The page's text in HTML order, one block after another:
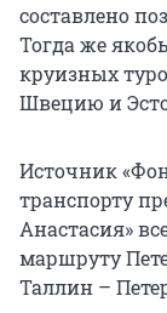
составлено
Тогда же
круизных
Швецию и
Источник
транспорту
Анастасия»
маршруту
Таллин –